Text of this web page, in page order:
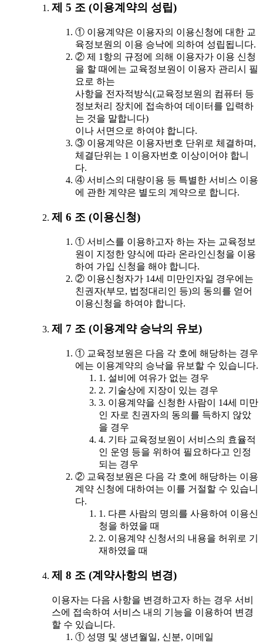
제 5 조 (이용계약의 성립)
① 이용계약은 이용자의 이용신청에 대한 교
육정보원의 이용 승낙에 의하여 성립됩니다.
② 제 1항의 규정에 의해 이용자가 이용 신청
을 할 때에는 교육정보원이 이용자 관리시 필
요로 하는
사항을 전자적방식(교육정보원의 컴퓨터 등
정보처리 장치에 접속하여 데이터를 입력하
는 것을 말합니다)
이나 서면으로 하여야 합니다.
③ 이용계약은 이용자번호 단위로 체결하며,
체결단위는 1 이용자번호 이상이어야 합니
다.
④ 서비스의 대량이용 등 특별한 서비스 이용
에 관한 계약은 별도의 계약으로 합니다.
제 6 조 (이용신청)
① 서비스를 이용하고자 하는 자는 교육정보
원이 지정한 양식에 따라 온라인신청을 이용
하여 가입 신청을 해야 합니다.
② 이용신청자가 14세 미만인자일 경우에는
친권자(부모, 법정대리인 등)의 동의를 얻어
이용신청을 하여야 합니다.
제 7 조 (이용계약 승낙의 유보)
① 교육정보원은 다음 각 호에 해당하는 경우
에는 이용계약의 승낙을 유보할 수 있습니다.
1. 설비에 여유가 없는 경우
2. 기술상에 지장이 있는 경우
3. 이용계약을 신청한 사람이 14세 미만
인 자로 친권자의 동의를 득하지 않았
을 경우
4. 기타 교육정보원이 서비스의 효율적
인 운영 등을 위하여 필요하다고 인정
되는 경우
② 교육정보원은 다음 각 호에 해당하는 이용
계약 신청에 대하여는 이를 거절할 수 있습니
다.
1. 다른 사람의 명의를 사용하여 이용신
청을 하였을 때
2. 이용계약 신청서의 내용을 허위로 기
재하였을 때
제 8 조 (계약사항의 변경)
이용자는 다음 사항을 변경하고자 하는 경우 서비
스에 접속하여 서비스 내의 기능을 이용하여 변경
할 수 있습니다.
① 성명 및 생년월일, 신분, 이메일